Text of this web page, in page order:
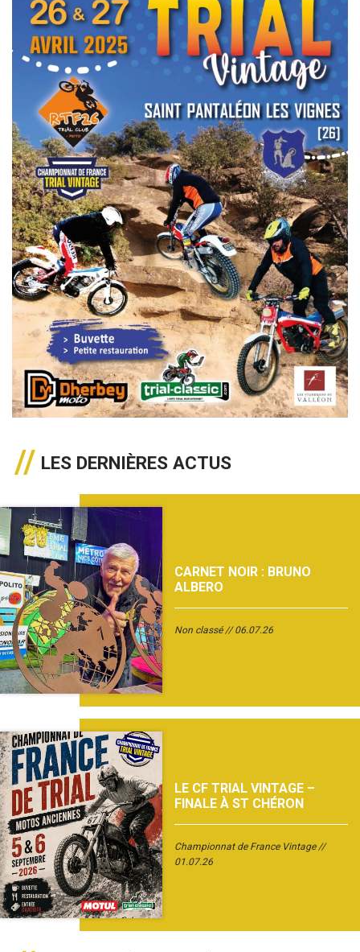
LES DERNIÈRES ACTUS
CARNET NOIR : BRUNO
ALBERO
Non classé 06.07.26
LE CF TRIAL VINTAGE –
FINALE À ST CHÉRON
Championnat de France Vintage
01.07.26